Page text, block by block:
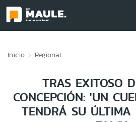
Inicio Regional
TRAS EXITOSO
CONCEPCIÓN: 'UN
TENDRÁ SU ÚLTIMA